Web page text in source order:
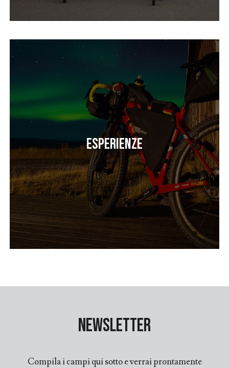
Esperienze
Newsletter
Compila i campi qui sotto e verrai prontamente